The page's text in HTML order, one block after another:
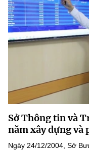
Sở Thông tin và
năm xây dựng và
Ngày 24/12/2004, Sở